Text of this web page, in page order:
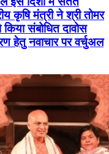
कृषि मंत्री ने श्री तोमर
संबोधित दावोस
हेतु नवाचार पर वर्चुअल